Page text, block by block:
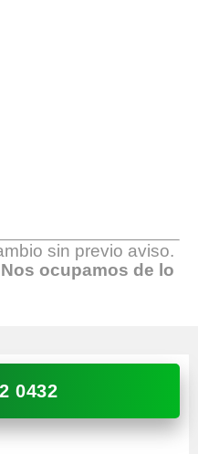
sin previo aviso.
ocupamos de lo
0432